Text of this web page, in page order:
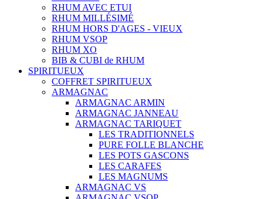
RHUM AVEC ETUI
RHUM MILLÉSIMÉ
RHUM HORS D'AGES - VIEUX
RHUM VSOP
RHUM XO
BIB & CUBI de RHUM
SPIRITUEUX
COFFRET SPIRITUEUX
ARMAGNAC
ARMAGNAC ARMIN
ARMAGNAC JANNEAU
ARMAGNAC TARIQUET
LES TRADITIONNELS
PURE FOLLE BLANCHE
LES POTS GASCONS
LES CARAFES
LES MAGNUMS
ARMAGNAC VS